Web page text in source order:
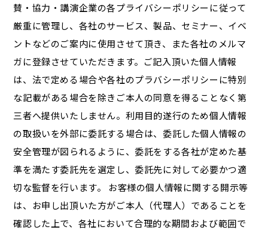
賛・協力・講演企業の各プライバシーポリシーに従って
厳重に管理し、各社のサービス、製品、セミナー、イベ
ントなどのご案内に使用させて頂き、また各社のメルマ
ガに登録させていただきます。ご記入頂いた個人情報
は、法で定める場合や各社のプラバシーポリシーに特別
な記載がある場合を除きご本人の同意を得ることなく第
三者へ提供いたしません。利用目的遂行のため個人情報
の取扱いを外部に委託する場合は、委託した個人情報の
安全管理が図られるように、委託をする各社が定めた基
準を満たす委託先を選定し、委託先に対して必要かつ適
切な監督を行います。 お客様の個人情報に関する開示等
は、お申し出頂いた方がご本人（代理人）であることを
確認した上で、各社において合理的な期間および範囲で